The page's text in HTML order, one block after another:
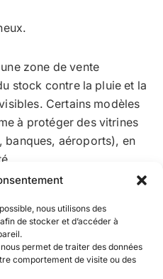
nous utilisons des
de stocker et d’accéder à
permet de traiter des données
comportement de visite ou des
zone de vente
stock contre la pluie et la
Certains modèles
à protéger des vitrines
banques, aéroports), en
PVC transparents
zones de travail à